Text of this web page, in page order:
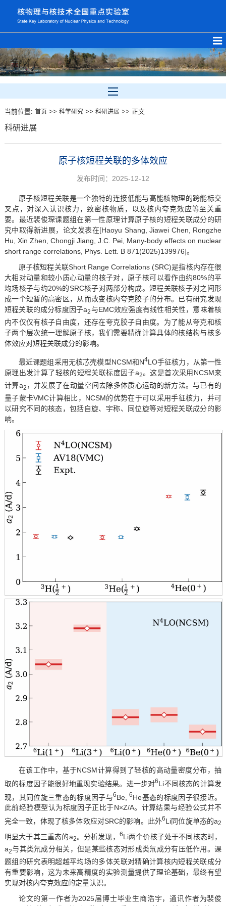
当前位置: 首页>> 科学研究>> 科研进展>> 正文
科研进展
原子核短程关联的多体效应
发布时间：2025-12-12
原子核短程关联是一个独特的连接低能与高能核物理的跨能标交
叉点，对深入认识核力，致密核物质，以及核内夸克效应等至关重
要。最近裴俊琛课题组在第一性原理计算原子核的短程关联成分的研
究中取得新进展，论文发表在[Haoyu Shang, Jiawei Chen, Rongzhe
Hu, Xin Zhen, Chongji Jiang, J.C. Pei, Many-body effects on nuclear
short range correlations, Phys. Lett. B 871(2025)139976]。
原子核短程关联Short Range Correlations (SRC)是指核内存在很
大相对动量和较小质心动量的核子对，原子核可以看作由约80%的平
均场核子与约20%的SRC核子对两部分构成。短程关联核子对之间形
成一个短暂的高密区，从而改变核内夸克胶子的分布。已有研究发现
短程关联的成分标度因子a2与EMC效应强度有线性相关性，意味着核
内不仅仅有核子自由度，还存在夸克胶子自由度。为了能从夸克和核
子两个层次统一理解原子核，我们需要精确计算具体的核结构与核多
体效应对短程关联成分的影响。
最近课题组采用无核芯壳模型NCSM和N4LO手征核力，从第一性
原理出发计算了轻核的短程关联标度因子a2。这是首次采用NCSM来
计算a2 ，并发展了在动量空间去除多体质心运动的新方法。与已有的
量子蒙卡VMC计算相比，NCSM的优势在于可以采用手征核力，并可
以研究不同的核态，包括自旋、宇称、同位旋等对短程关联成分的影
响。
在该工作中，基于NCSM计算得到了轻核的高动量密度分布，抽
取的标度因子能很好地重现实验结果。进一步对6Li不同核态的计算发
现，其同位旋三重态的标度因子与6Be,6He基态的标度因子很接近。
此前经验模型认为标度因子正比于N×Z/A。计算结果与经验公式并不
完全一致，体现了核多体效应对SRC的影响。此外6Li同位旋单态的a2
明显大于其三重态的a2。分析发现， 6Li两个价核子处于不同核态时，
a2与其类氘成分相关，但是某些核态对形成类氘成分有压低作用。课
题组的研究表明超越平均场的多体关联对精确计算核内短程关联成分
有重要影响，这为未来高精度的实验测量提供了理论基础，最终有望
实现对核内夸克效应的定量认识。
论文的第一作者为2025届博士毕业生商浩宇，通讯作者为裴俊